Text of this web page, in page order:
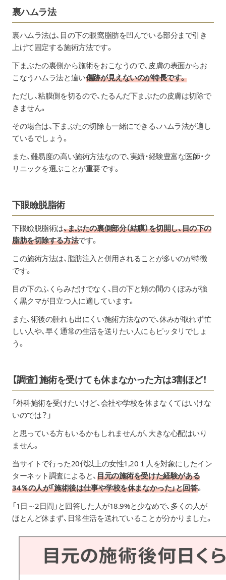
裏ハムラ法
裏ハムラ法は、目の下の眼窩脂肪を凹んでいる部分まで引き
上げて固定する施術方法です。
下まぶたの裏側から施術をおこなうので、皮膚の表面からお
こなうハムラ法と違い傷跡が見えないのが特長です。
ただし、粘膜側を切るので、たるんだ下まぶたの皮膚は切除で
きません。
その場合は、下まぶたの切除も一緒にできる、ハムラ法が適し
ているでしょう。
また、難易度の高い施術方法なので、実績・経験豊富な医師・ク
リニックを選ぶことが重要です。
下眼瞼脱脂術
下眼瞼脱脂術は、まぶたの裏側部分（結膜）を切開し、目の下の
脂肪を切除する方法です。
この施術方法は、脂肪注入と併用されることが多いのが特徴
です。
目の下のふくらみだけでなく、目の下と頬の間のくぼみが強
く黒クマが目立つ人に適しています。
また、術後の腫れも出にくい施術方法なので、休みが取れず忙
しい人や、早く通常の生活を送りたい人にもピッタリでしょ
う。
【調査】施術を受けても休まなかった方は3割ほど！
「外科施術を受けたいけど、会社や学校を休まなくてはいけな
いのでは？」
と思っている方もいるかもしれませんが、大きな心配はいり
ません。
当サイトで行った20代以上の女性1,20１人を対象にしたイン
ターネット調査によると、目元の施術を受けた経験がある
34％の人が「施術後は仕事や学校を休まなかった」と回答。
「1日～2日間」と回答した人が18.9%と少なめで、多くの人が
ほとんど休まず、日常生活を送れていることが分かりました。